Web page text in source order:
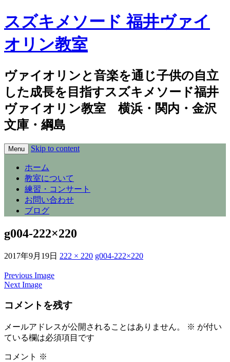
スズキメソード 福井ヴァイ
オリン教室
ヴァイオリンと音楽を通じ子供の自立
した成長を目指すスズキメソード福井
ヴァイオリン教室 横浜・関内・金沢
文庫・綱島
Menu Skip to content
ホーム
教室について
練習・コンサート
お問い合わせ
ブログ
g004-222×220
2017年9月19日 222 × 220 g004-222×220
Previous Image
Next Image
コメントを残す
メールアドレスが公開されることはありません。 ※ が付い
ている欄は必須項目です
コメント ※